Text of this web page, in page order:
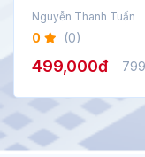
Nguyễn Thanh Tuấn
0 (0)
499,000đ